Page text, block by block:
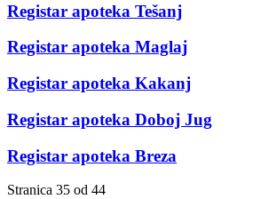
Registar apoteka Tešanj
Registar apoteka Maglaj
Registar apoteka Kakanj
Registar apoteka Doboj Jug
Registar apoteka Breza
Stranica 35 od 44